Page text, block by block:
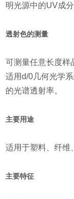
明光源中的UV成
透射色的测量
可测量任意长度样
适用d/0几何光学
的光谱透射率。
主要用途
适用于塑料、纤维
主要特征